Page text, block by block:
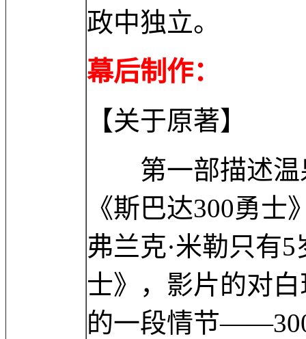
政中独立。
幕后制作：
【关于原著】
第一部描述温
《斯巴达300勇
弗兰克·米勒只有
士》，影片的对
的一段情节